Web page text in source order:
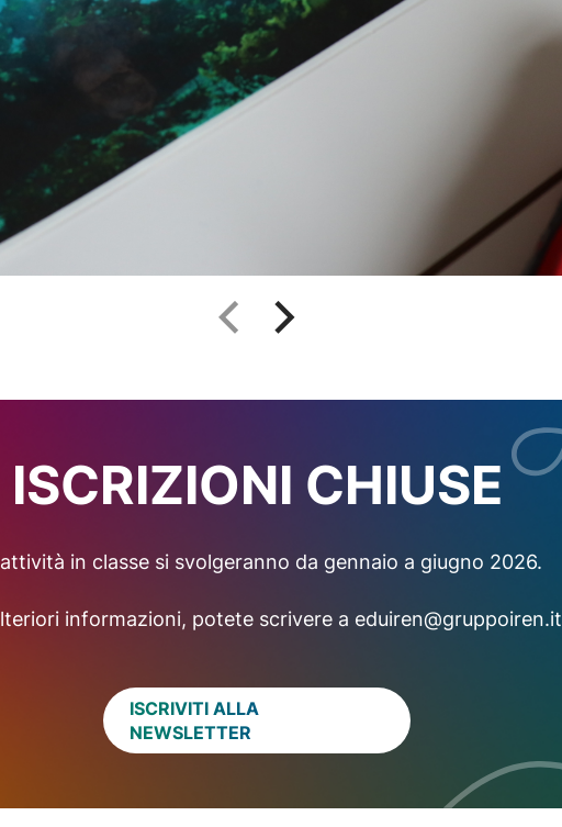
ISCRIZIONI CHIUSE
in classe si svolgeranno da gennaio a giugno 2026.
informazioni, potete scrivere a eduiren@gruppoiren.it
ISCRIVITI ALLA
NEWSLETTER